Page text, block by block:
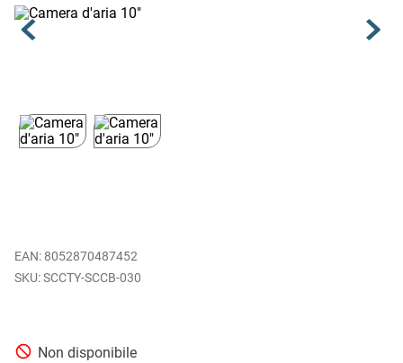
EAN: 8052870487452
SCCTY-SCCB-030
Non disponibile